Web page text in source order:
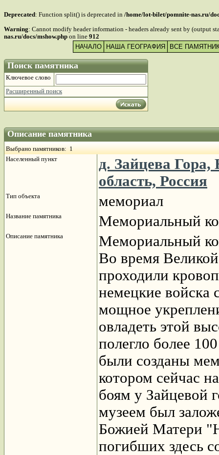
Deprecated: Function split() is deprecated in /home/lot-bilet/pomnite-nas.ru/
Warning: Cannot modify header information - headers already sent by (output
nas.ru/docs/mshow.php on line 912
НАЧАЛО НАША ГЕОГРАФИЯ ВСЕ
Поиск памятника
Ключевое слово
Расширенный поиск
Описание памятника
Выбрано памятников: 1
Населенный пункт
д. Зайцева
область, Россия
Тип объекта мемориал
Название памятника Мемориальный
Описание памятника
Мемориальный
Во время
проходили
немецкие войска
мощное
овладеть этой
полегло более
были созданы
котором сейчас
боям у Зайцевой
музеем был
Божией Матери
погибших здесь